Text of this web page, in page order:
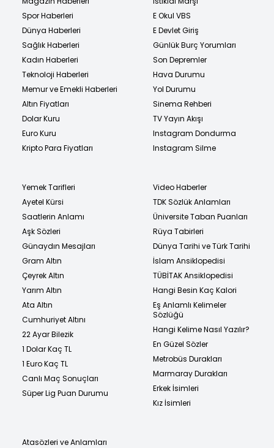
Spor Haberleri
Dünya Haberleri
Sağlık Haberleri
Kadın Haberleri
Teknoloji Haberleri
Memur ve Emekli Haberleri
Altın Fiyatları
Dolar Kuru
Euro Kuru
Kripto Para Fiyatları
E Okul VBS
E Devlet Giriş
Günlük Burç Yorumları
Son Depremler
Hava Durumu
Yol Durumu
Sinema Rehberi
TV Yayın Akışı
Instagram Dondurma
Instagram Silme
Yemek Tarifleri
Ayetel Kürsi
Saatlerin Anlamı
Aşk Sözleri
Günaydın Mesajları
Gram Altın
Çeyrek Altın
Yarım Altın
Ata Altın
Cumhuriyet Altını
22 Ayar Bilezik
1 Dolar Kaç TL
1 Euro Kaç TL
Canlı Maç Sonuçları
Süper Lig Puan Durumu
Video Haberler
TDK Sözlük Anlamları
Üniversite Taban Puanları
Rüya Tabirleri
Dünya Tarihi ve Türk Tarihi
İslam Ansiklopedisi
TÜBİTAK Ansiklopedisi
Hangi Besin Kaç Kalori
Eş Anlamlı Kelimeler
Sözlüğü
Hangi Kelime Nasıl Yazılır?
En Güzel Sözler
Metrobüs Durakları
Marmaray Durakları
Erkek İsimleri
Kız İsimleri
Atasözleri ve Anlamları